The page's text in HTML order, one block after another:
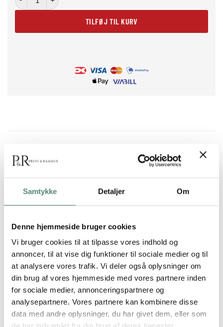
Samtykke Detaljer Om
Denne hjemmeside bruger cookies
Vi bruger cookies til at tilpasse vores indhold og
annoncer, til at vise dig funktioner til sociale medier og til
at analysere vores trafik. Vi deler også oplysninger om
din brug af vores hjemmeside med vores partnere inden
for sociale medier, annonceringspartnere og
analysepartnere. Vores partnere kan kombinere disse
data med andre oplysninger, du har givet dem, eller som
TILFØJ TIL KURV
Christine von Diepenbroecks Flowerpower forener ynde og
styrke i en drømmende komposition. Det bløde lys og de
transparente lag giver billedet en fornemmelse af frihed og
tilsammen skaber et harmonisk og beroligende udtryk. En
ideel plakat til soveværelset eller steder, hvor man ønsker en
følelse af varme og ro.
YDERLIGERE INFORMATION